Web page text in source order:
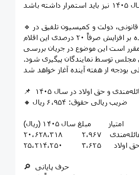
🔹 با وجود این الزام قانونی، دولت و کمیسیون تلفیق در
بودجه سال آینده بر افزایش صرفاً ۲۰ درصدی این اقلام
است این موضوع در جریان بررسی
توسط نمایندگان پیگیری شود.
و حق اولاد در سال ۱۴۰۵
🔸 ضریب ریالی حقوق: ۶٬۹۵۴ ریال
مبلغ سال ۱۴۰۵ (ریال)
۲٬۹۶۷ ۲۰٬۶۲۸٬۳۱۸
اولاد ۳٬۶۲۵ ۲۵٬۲۱۴٬۲۵۰
🔎 حرف پایانی